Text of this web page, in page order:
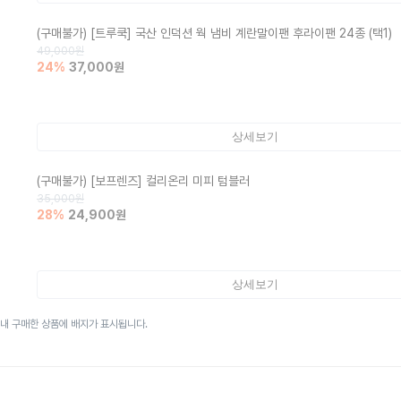
(구매불가) [트루쿡] 국산 인덕션 웍 냄비 계란말이팬 후라이팬 24종 (택1)
49,000원
24% 37,000원
상세보기
(구매불가) [보프렌즈] 컬리온리 미피 텀블러
35,000원
28% 24,900원
상세보기
구매한 상품에 배지가 표시됩니다.